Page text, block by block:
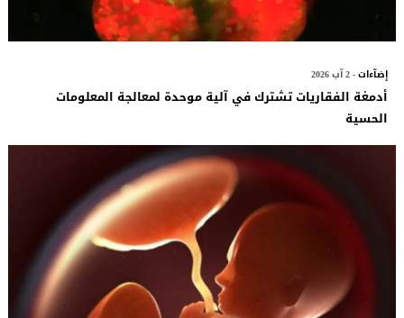
إضآءات- 2 آب 2026
أدمغة الفقاريات تشترك في آلية موحدة لمعالجة المعلومات
الحسية